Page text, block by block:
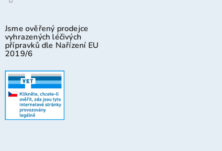
Jsme ověřený prodejce
vyhrazených léčivých
přípravků dle Nařízení EU
2019/6